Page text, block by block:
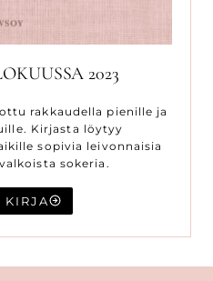
2023
rakkaudella pienille ja
Kirjasta löytyy
sopivia leivonnaisia
sokeria.
KIRJA